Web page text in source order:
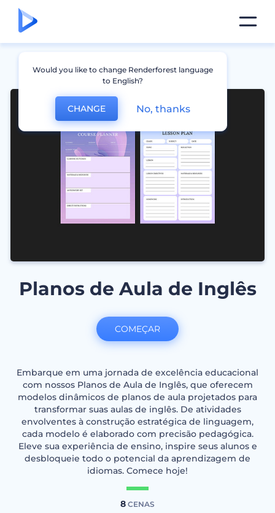
Planos de Aula de Inglês
Embarque em uma jornada de excelência educacional
com nossos Planos de Aula de Inglês, que oferecem
modelos dinâmicos de planos de aula projetados para
transformar suas aulas de inglês. De atividades
envolventes à construção estratégica de linguagem,
cada modelo é elaborado com precisão pedagógica.
Eleve sua experiência de ensino, inspire seus alunos e
desbloqueie todo o potencial da aprendizagem de
idiomas. Comece hoje!
8 CENAS
COMEÇAR
Would you like to change Renderforest language
to English?
CHANGE No, thanks